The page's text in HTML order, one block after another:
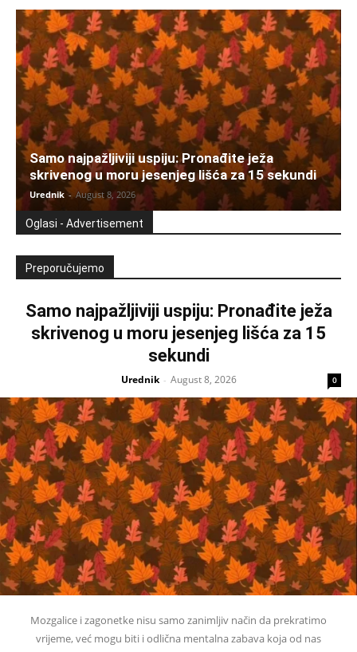
Samo najpažljiviji uspiju: Pronađite ježa
skrivenog u moru jesenjeg lišća za 15 sekundi
Urednik - August 8, 2026
Oglasi - Advertisement
Preporučujemo
Samo najpažljiviji uspiju: Pronađite ježa
skrivenog u moru jesenjeg lišća za 15
sekundi
Urednik - August 8, 2026 0
Mozgalice i zagonetke nisu samo zanimljiv način da prekratimo
vrijeme, već mogu biti i odlična mentalna zabava koja od nas